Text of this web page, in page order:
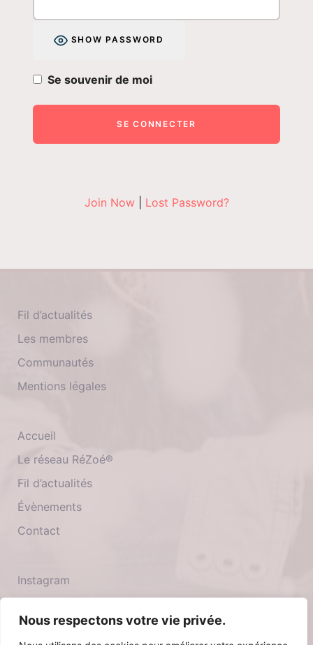
Nous respectons votre vie privée.
SHOW PASSWORD
Se souvenir de moi
Join Now| Lost Password?
Fil d’actualités
Les membres
Communautés
Mentions légales
Accueil
Le réseau RéZoé®
Fil d’actualités
Évènements
Contact
Instagram
Facebook